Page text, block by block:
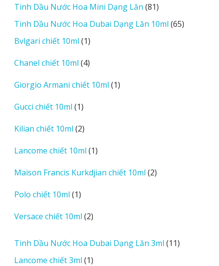
phẩm
Tinh Dầu Nước Hoa Mini Dạng Lăn 8181
sản
phẩm
Tinh Dầu Nước Hoa Dubai Dạng Lăn 10ml 6565
Bvlgari chiết 10ml 11
phẩm
Chanel chiết 10ml 44
phẩm
Giorgio Armani chiết 10ml 11
Gucci chiết 10ml 11
phẩm
Kilian chiết 10ml 22
phẩm
Lancome chiết 10ml 11
phẩm
Maison Francis Kurkdjian chiết 10ml 22
Polo chiết 10ml 11
phẩm
Versace chiết 10ml 22
phẩm
Tinh Dầu Nước Hoa Dubai Dạng Lăn 3ml 1111
Lancome chiết 3ml 11